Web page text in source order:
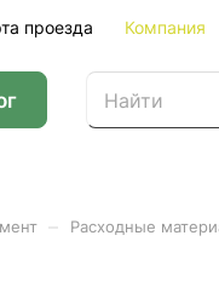
проезда Компания
Расходные